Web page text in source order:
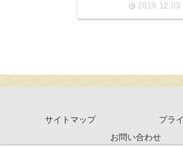
2019.12.03
サイトマップ
プラ
お問い合わせ